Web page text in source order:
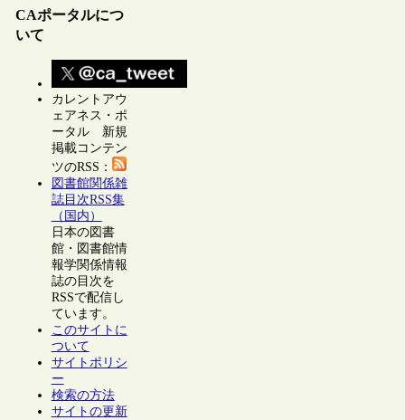
CAポータルにつ
いて
カレントアウ
ェアネス・ポ
ータル 新規
掲載コンテン
ツのRSS：
図書館関係雑
誌目次RSS集
（国内）
日本の図書
館・図書館情
報学関係情報
誌の目次を
RSSで配信し
ています。
このサイトに
ついて
サイトポリシ
ー
検索の方法
サイトの更新